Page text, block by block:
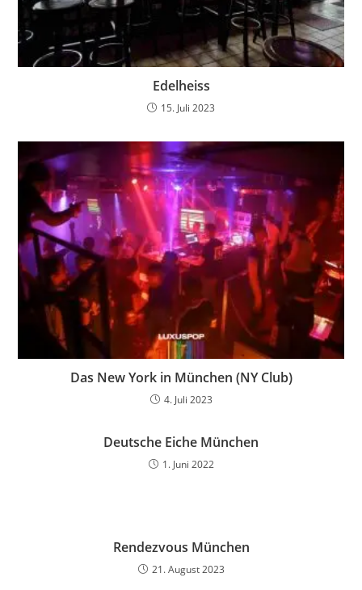
Edelheiss
15. Juli 2023
Das New York in München (NY Club)
4. Juli 2023
Deutsche Eiche München
1. Juni 2022
Rendezvous München
21. August 2023